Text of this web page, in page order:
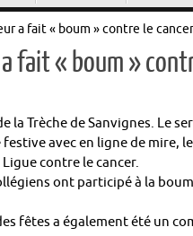
a fait « boum » contre le cancer
fait « boum »
la Trèche de Sanvignes. Le
avec en ligne de mire,
contre le cancer.
ont participé à la
fêtes a également été un